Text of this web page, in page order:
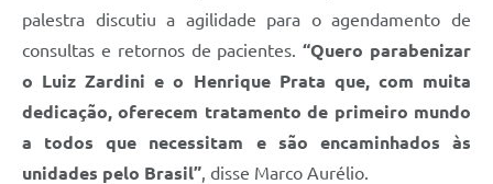
palestra discutiu a agilidade para o agendamento de
consultas e retornos de pacientes.“Quero parabenizar
o Luiz Zardini e o Henrique Prata que, com muita
dedicação, oferecem tratamento de primeiro mundo
a todos que necessitam e são encaminhados às
unidades pelo Brasil” , disse Marco Aurélio.